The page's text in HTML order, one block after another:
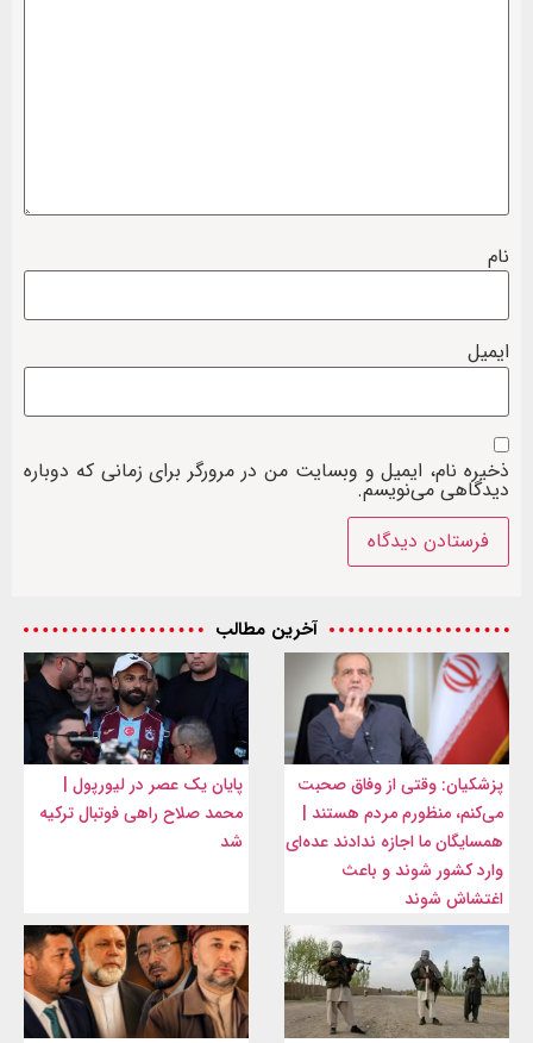
نام
ایمیل
ذخیره نام، ایمیل و وبسایت من در مرورگر برای زمانی که دوباره
دیدگاهی می‌نویسم.
آخرین مطالب
پزشکیان: وقتی از وفاق صحبت
می‌کنم، منظورم مردم هستند |
همسایگان ما اجازه ندادند عده‌ای
وارد کشور شوند و باعث
اغتشاش شوند
پایان یک عصر در لیورپول |
محمد صلاح راهی فوتبال ترکیه
شد